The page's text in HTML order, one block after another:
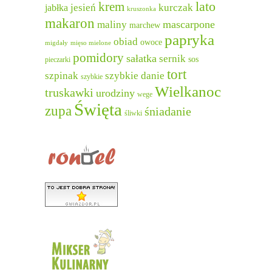
jabłka jesień krem kruszonka kurczak lato
makaron maliny marchew mascarpone
migdały mięso mielone obiad owoce papryka
pieczarki pomidory sałatka sernik sos
szpinak szybkie szybkie danie tort
truskawki urodziny wege Wielkanoc
zupa Święta śliwki śniadanie